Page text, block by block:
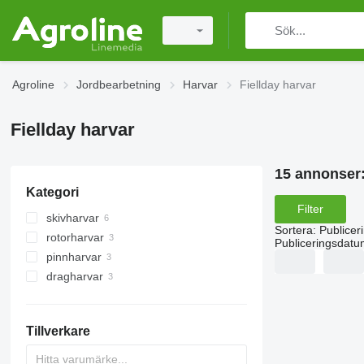
Agroline Jordbearbetning Harvar Fiellday harvar
Fiellday harvar
Kategori
skivharvar
rotorharvar
pinnharvar
dragharvar
Tillverkare
15 annonser:
Filter
Sortera: